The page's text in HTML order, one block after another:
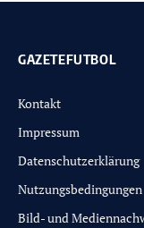
GAZETEFUTBOL
Kontakt
Impressum
Datenschutzerklärung
Nutzungsbedingungen
Bild- und